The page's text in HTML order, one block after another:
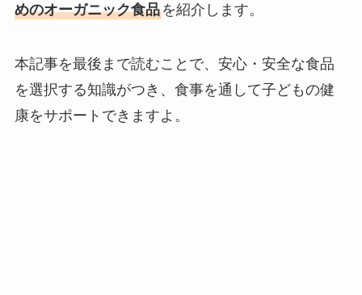
めのオーガニック食品を紹介します。
本記事を最後まで読むことで、安心・安全な食品
を選択する知識がつき、食事を通して子どもの健
康をサポートできますよ。